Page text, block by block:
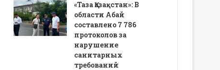
«Таза Қазақстан»: В
области Абай
составлено 7 786
протоколов за
нарушение
санитарных
требований